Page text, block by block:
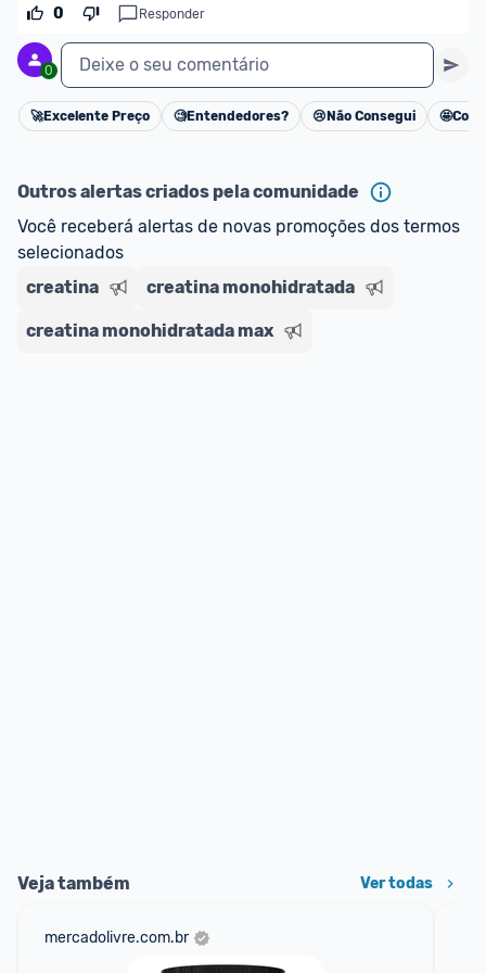
ou MercadoLíder Platinum.
E lembre-se:
você sempre pode contar ajuda da
comunidade para tirar dúvidas ou acionar os
nossos Admins marcando @admin em um
0 Responder
0 Deixe o seu comentário
Cancelar
🚀Excelente Preço 🧐Entendedores? 😢 Não Consegui 🤩
Outros alertas criados pela comunidade
Você receberá alertas de novas promoções dos termos
selecionados
creatina
creatina monohidratada
creatina monohidratada max
Veja também Ver todas
mercadolivre.com.br